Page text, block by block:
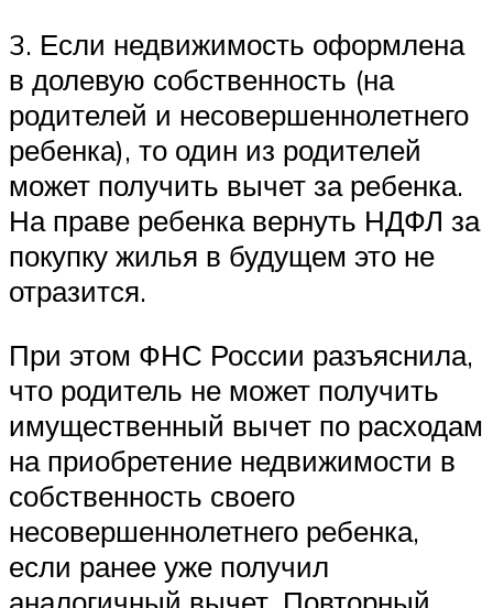
3. Если недвижимость оформлена
в долевую собственность (на
родителей и несовершеннолетнего
ребенка), то один из родителей
может получить вычет за ребенка.
На праве ребенка вернуть НДФЛ за
покупку жилья в будущем это не
отразится.
При этом ФНС России разъяснила,
что родитель не может получить
имущественный вычет по расходам
на приобретение недвижимости в
собственность своего
несовершеннолетнего ребенка,
если ранее уже получил